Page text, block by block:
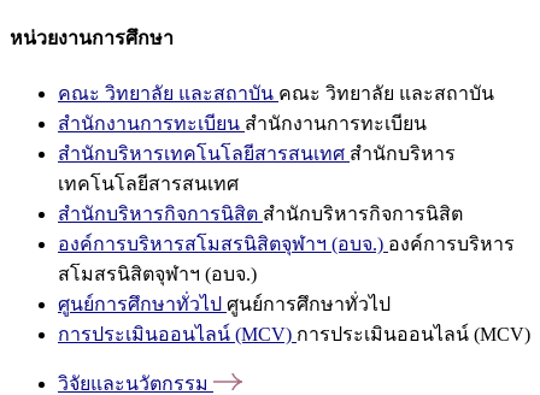
หน่วยงานการศึกษา
คณะ วิทยาลัย และสถาบัน คณะ วิทยาลัย และสถาบัน
สำนักงานการทะเบียน สำนักงานการทะเบียน
สำนักบริหารเทคโนโลยีสารสนเทศ สำนักบริหาร
เทคโนโลยีสารสนเทศ
สำนักบริหารกิจการนิสิต สำนักบริหารกิจการนิสิต
องค์การบริหารสโมสรนิสิตจุฬาฯ (อบจ.) องค์การบริหาร
สโมสรนิสิตจุฬาฯ (อบจ.)
ศูนย์การศึกษาทั่วไป ศูนย์การศึกษาทั่วไป
การประเมินออนไลน์ (MCV) การประเมินออนไลน์ (MCV)
วิจัยและนวัตกรรม